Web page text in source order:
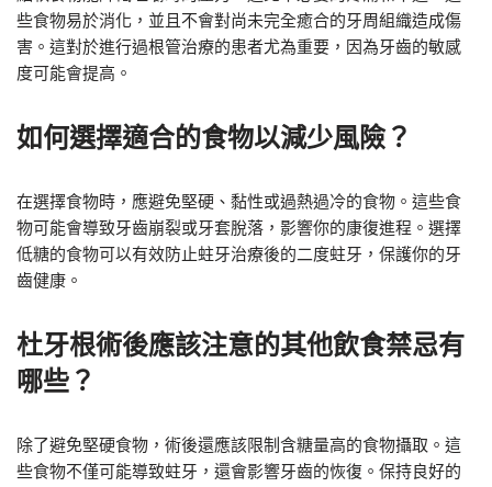
些食物易於消化，並且不會對尚未完全癒合的牙周組織造成傷
害。這對於進行過根管治療的患者尤為重要，因為牙齒的敏感
度可能會提高。
如何選擇適合的食物以減少風險？
在選擇食物時，應避免堅硬、黏性或過熱過冷的食物。這些食
物可能會導致牙齒崩裂或牙套脫落，影響你的康復進程。選擇
低糖的食物可以有效防止蛀牙治療後的二度蛀牙，保護你的牙
齒健康。
杜牙根術後應該注意的其他飲食禁忌有
哪些？
除了避免堅硬食物，術後還應該限制含糖量高的食物攝取。這
些食物不僅可能導致蛀牙，還會影響牙齒的恢復。保持良好的